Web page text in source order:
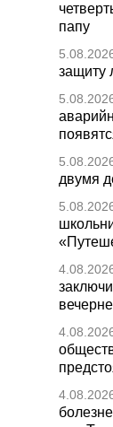
папу
защиту
двумя